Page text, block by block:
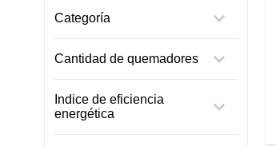
Línea Blanca
Categoría
Cantidad de quemadores
Indice de eficiencia
energética